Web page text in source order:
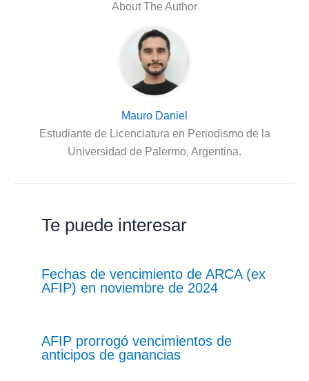
About The Author
Mauro Daniel
Estudiante de Licenciatura en Periodismo de la
Universidad de Palermo, Argentina.
Te puede interesar
Fechas de vencimiento de ARCA (ex
AFIP) en noviembre de 2024
AFIP prorrogó vencimientos de
anticipos de ganancias